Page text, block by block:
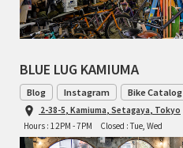
BLUE LUG KAMIUMA
Blog Instagram Bike Catalog
2-38-5, Kamiuma, Setagaya, Tokyo
Hours : 12PM - 7PM
Closed : Tue, Wed